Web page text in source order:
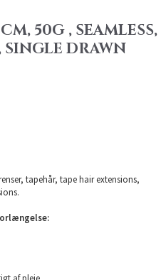
50G , SEAMLESS,
SINGLE DRAWN
tapehår, tape hair extensions,